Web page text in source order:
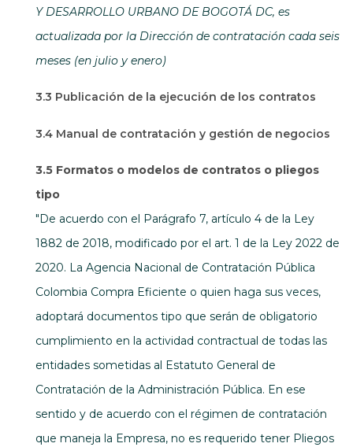
Y DESARROLLO URBANO DE BOGOTÁ DC, es
actualizada por la Dirección de contratación cada seis
meses (en julio y enero)
3.3 Publicación de la ejecución de los contratos
3.4 Manual de contratación y gestión de negocios
3.5 Formatos o modelos de contratos o pliegos
tipo
"De acuerdo con el Parágrafo 7, artículo 4 de la Ley
1882 de 2018, modificado por el art. 1 de la Ley 2022 de
2020. La Agencia Nacional de Contratación Pública
Colombia Compra Eficiente o quien haga sus veces,
adoptará documentos tipo que serán de obligatorio
cumplimiento en la actividad contractual de todas las
entidades sometidas al Estatuto General de
Contratación de la Administración Pública. En ese
sentido y de acuerdo con el régimen de contratación
que maneja la Empresa, no es requerido tener Pliegos